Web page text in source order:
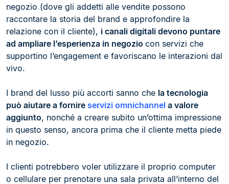
negozio (dove gli addetti alle vendite possono
raccontare la storia del brand e approfondire la
relazione con il cliente), i canali digitali devono puntare
ad ampliare l’esperienza in negozio con servizi che
supportino l’engagement e favoriscano le interazioni dal
vivo.
I brand del lusso più accorti sanno che la tecnologia
può aiutare a fornire servizi omnichannel a valore
aggiunto, nonché a creare subito un’ottima impressione
in questo senso, ancora prima che il cliente metta piede
in negozio.
I clienti potrebbero voler utilizzare il proprio computer
o cellulare per prenotare una sala privata all’interno del